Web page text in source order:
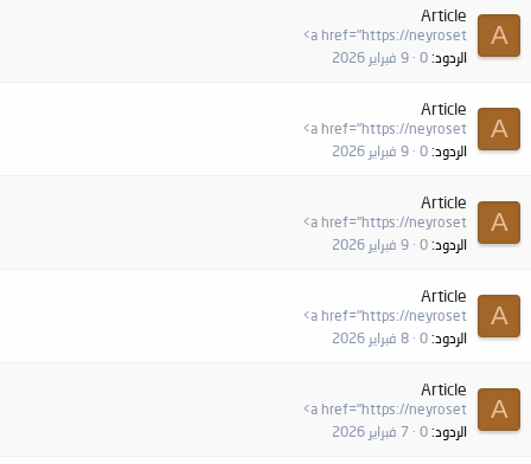
A
Article
<a href="https://neyroset
الردود 0 9 فبراير 2026
A
Article
<a href="https://neyroset
الردود 0 9 فبراير 2026
A
Article
<a href="https://neyroset
الردود 0 9 فبراير 2026
A
Article
<a href="https://neyroset
الردود 0 8 فبراير 2026
A
Article
<a href="https://neyroset
الردود 0 7 فبراير 2026